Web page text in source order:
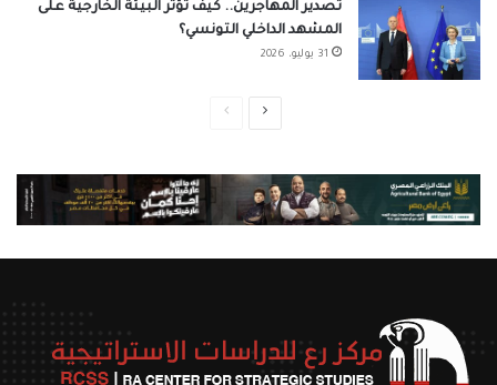
تصدير المهاجرين.. كيف تؤثر البيئة الخارجية على
المشهد الداخلي التونسي؟
31 يوليو، 2026
الصفحةالصفحة